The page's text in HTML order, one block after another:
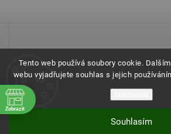
Tento web používá soubory cookie.
webu vyjadřujete souhlas s jejich
Souhlasím
Zobrazit